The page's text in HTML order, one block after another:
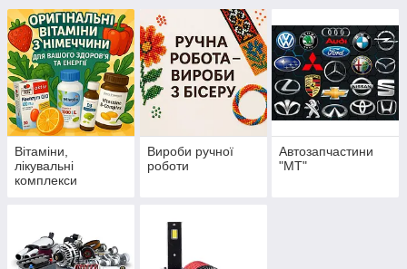
Вітаміни,
лікувальні
комплекси
Вироби ручної
роботи
Автозапчастини
"МТ"